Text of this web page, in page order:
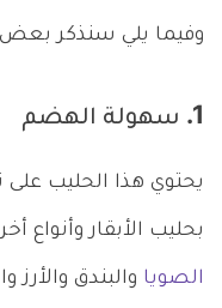
وفيما يلي سنذكر بعض
1. سهولة الهضم
يحتوي هذا الحليب على
بحليب الأبقار وأنواع
الصويا والبندق والأرز